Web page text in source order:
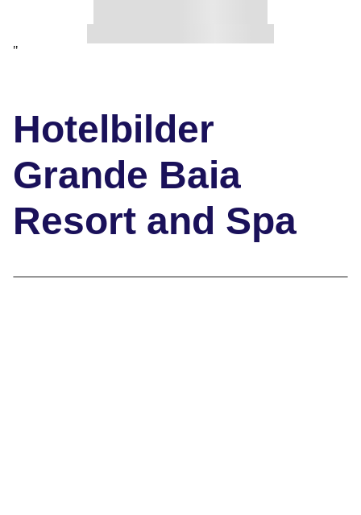
"
Hotelbilder
Grande Baia
Resort and Spa